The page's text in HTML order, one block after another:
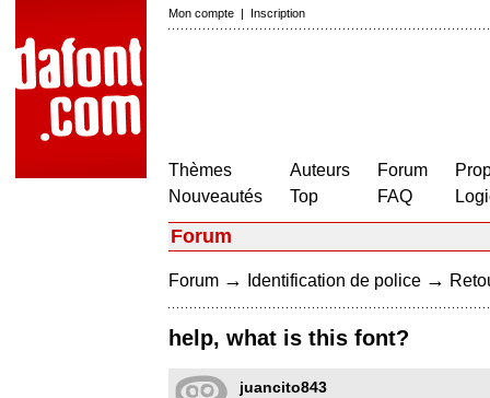
Mon compte | Inscription
Thèmes
Nouveautés
Auteurs
Top
Forum
FAQ
Forum
Forum → Identification de police →
help, what is this font?
juancito843